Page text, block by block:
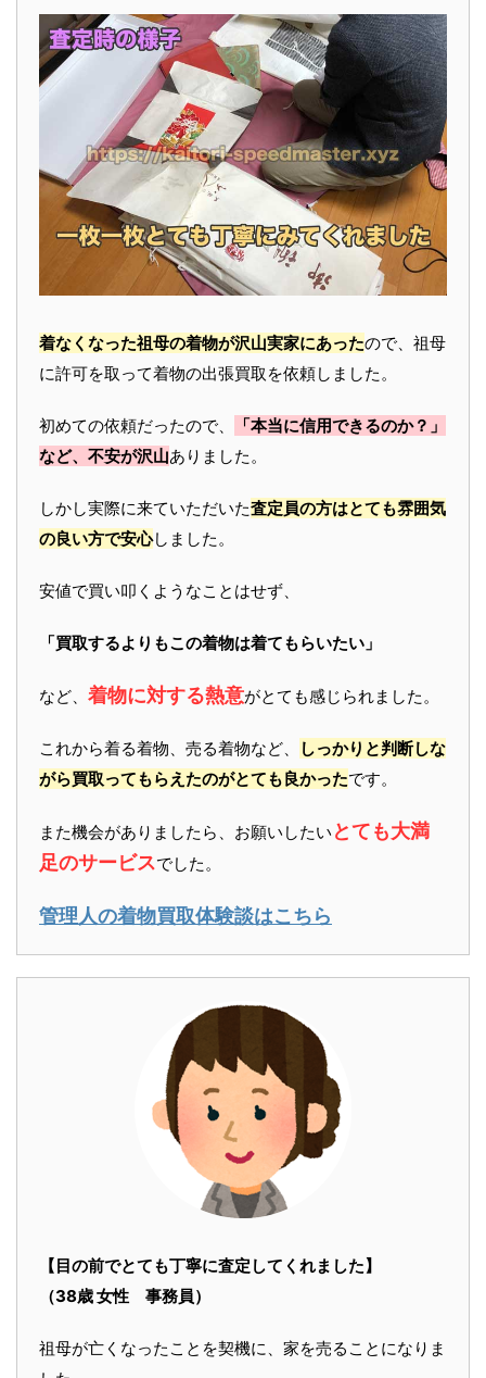
着なくなった祖母の着物が沢山実家にあったので、祖母
に許可を取って着物の出張買取を依頼しました。
初めての依頼だったので、
「本当に信用できるのか？」
など、不安が沢山ありました。
しかし実際に来ていただいた査定員の方はとても雰囲気
の良い方で安心しました。
安値で買い叩くようなことはせず、
「買取するよりもこの着物は着てもらいたい」
など、 着物に対する熱意がとても感じられました。
これから着る着物、売る着物など、
しっかりと判断しな
がら買取ってもらえたのがとても良かったです。
また機会がありましたら、お願いしたい とても大満
足のサービスでした。
管理人の着物買取体験談はこちら
【目の前でとても丁寧に査定してくれました】
（38歳 女性 事務員）
祖母が亡くなったことを契機に、家を売ることになりま